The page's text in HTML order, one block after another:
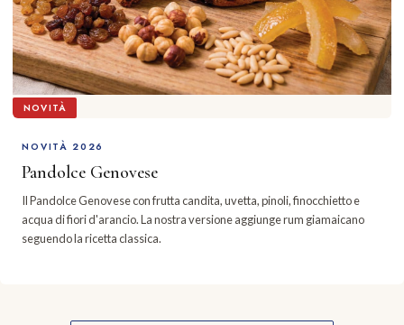
NOVITÀ
NOVITÀ 2026
Pandolce Genovese
Il Pandolce Genovese con frutta candita, uvetta, pinoli, finocchietto e
acqua di fiori d'arancio. La nostra versione aggiunge rum giamaicano
seguendo la ricetta classica.